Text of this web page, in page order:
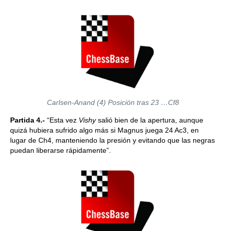
Carlsen-Anand (4) Posición tras 23 …Cf8
Partida 4.- “Esta vez Vishysalió bien de la apertura, aunque
quizá hubiera sufrido algo más si Magnus juega 24 Ac3, en
lugar de Ch4, manteniendo la presión y evitando que las negras
puedan liberarse rápidamente”.